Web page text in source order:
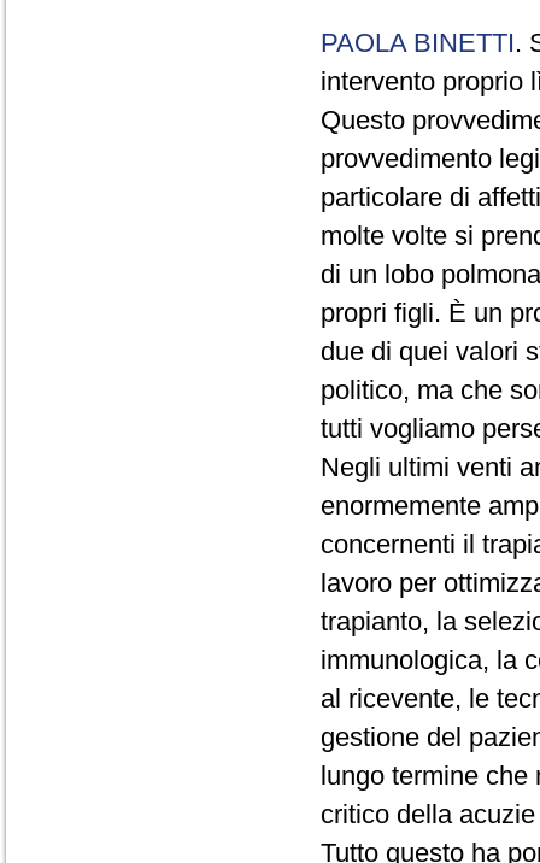
PAOLA BINETTI.
intervento proprio
Questo
provvedimento
particolare di
molte volte si
di un lobo
propri figli. È un
due di quei valori
politico, ma che
tutti vogliamo
Negli ultimi venti
enormemente
concernenti il
lavoro per
trapianto, la
immunologica, la
al ricevente, le
gestione del
lungo termine che
critico della
Tutto questo ha